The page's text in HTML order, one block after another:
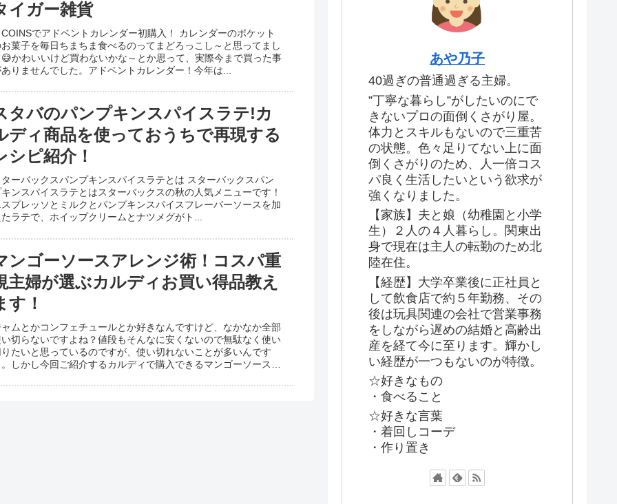
イガー雑貨
でアドベントカレンダー初購入！ カレンダーのポケット
菓子を毎日ちまちま食べるのってまどろっこし～と思ってまし
かわいいけど買わないかな～とか思って、実際今まで買った事
りませんでした。アドベントカレンダー！今年は...
タバのパンプキンスパイスラテ!カ
ディ商品を使っておうちで再現する
シピ紹介！
ーバックスパンプキンスパイスラテとは スターバックスパン
ンスパイスラテとはスターバックスの秋の人気メニューです！
プレッソとミルクとパンプキンスパイスフレーバーソースを加
ラテで、ホイップクリームとナツメグがト...
ンゴーソースアレンジ術！コスパ重
主婦が選ぶカルディお買い得品教え
す！
ムとかコンフェチュールとか好きなんですけど、なかなか全部
切らないですよね？値段もそんなに安くないので無駄なく使い
たいと思っているのですが、使い切れないことが多いんです
しかし今回ご紹介するカルディで購入できるマンゴーソース
あや乃子
40過ぎの普通過ぎる主婦。
”丁寧な暮らし”がしたいのにで
きないプロの面倒くさがり屋。
体力とスキルもないので三重苦
の状態。色々足りてない上に面
倒くさがりのため、人一倍コス
パ良く生活したいという欲求が
強くなりました。
【家族】夫と娘（幼稚園と小学
生）２人の４人暮らし。関東出
身で現在は主人の転勤のため北
陸在住。
【経歴】大学卒業後に正社員と
して飲食店で約５年勤務、その
後は玩具関連の会社で営業事務
をしながら遅めの結婚と高齢出
産を経て今に至ります。輝かし
い経歴が一つもないのが特徴。
☆好きなもの
・食べること
☆好きな言葉
・着回しコーデ
・作り置き